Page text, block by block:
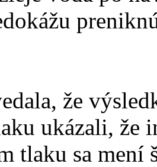
že
ukázali, že
tlaku sa mení